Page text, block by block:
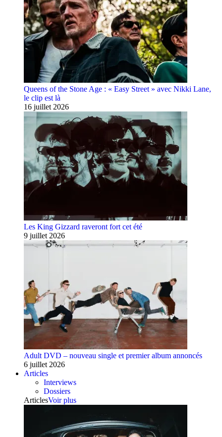
Queens of the Stone Age : « Easy Street » avec Nikki Lane,
le clip est là
16 juillet 2026
Les King Gizzard raveront fort cet été
9 juillet 2026
Adult DVD – nouveau single et premier album annoncés
6 juillet 2026
Articles
Interviews
Dossiers
ArticlesVoir plus